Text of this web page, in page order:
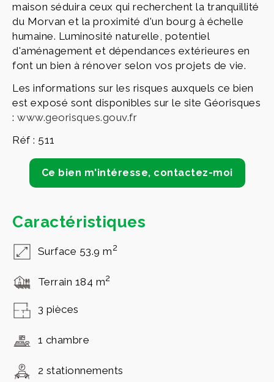
maison séduira ceux qui recherchent la tranquillité
du Morvan et la proximité d'un bourg à échelle
humaine. Luminosité naturelle, potentiel
d'aménagement et dépendances extérieures en
font un bien à rénover selon vos projets de vie.
Les informations sur les risques auxquels ce bien
est exposé sont disponibles sur le site Géorisques
: www.georisques.gouv.fr
Réf : 511
Ce bien m'intéresse, contactez-moi
Caractéristiques
Surface 53.9 m2
Terrain 184 m2
3 pièces
1 chambre
2 stationnements